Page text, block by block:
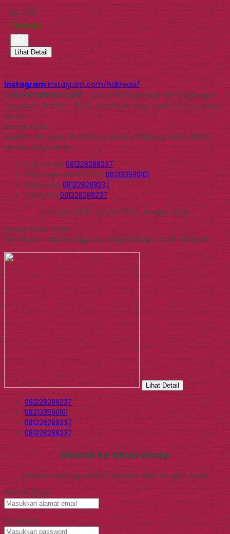
Rp 3.100
Tersedia
Lihat Detail
Instagram instagram.com/hdkreasi/
JUALPAPERBAG.COM- Solusi Kemasan Ramah Lingkungan
Copyright © 2014 - 2026 Jual Paper Bag Custom | Tas Kertas
Murah
Kontak Kami
Apabila ada yang ditanyakan, silahkan hubungi kami melalui
kontak di bawah ini.
Call Center081228288237
WhatsappPemesanan 082133590101
Whatsapp081228288237
Telegram081228288237
Buka jam 09.00 s/d jam 16.00 , Minggu tutup
Produk Quick Order
Pemesanan dapat langsung menghubungi kontak dibawah:
Lihat Detail
081228288237
082133590101
081228288237
081228288237
Masuk ke akun Anda
Selamat datang kembali, silahkan login ke akun Anda.
Alamat Email
Password